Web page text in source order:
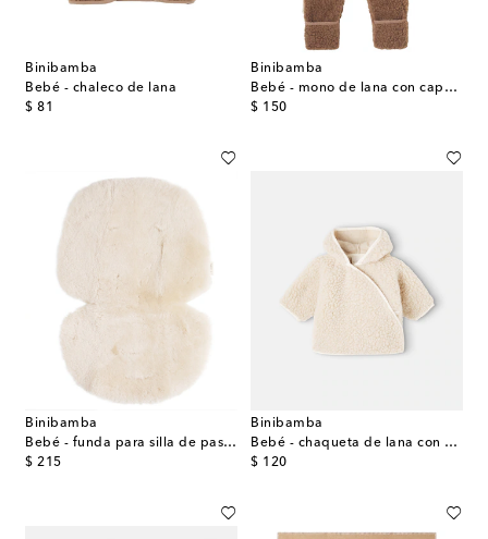
Binibamba
Bebé - chaleco de lana
$ 81
original price
Binibamba
Bebé - mono de lana con capucha
$ 150
original price
Binibamba
Bebé - funda para silla de paseo Snuggler® de borrego
$ 215
original price
Binibamba
Bebé - chaqueta de lana con capucha
$ 120
original price